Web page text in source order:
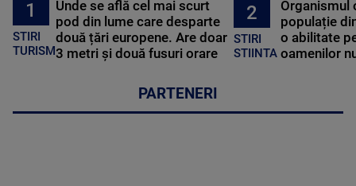
1
STIRI
TURISM
Unde se află cel mai scurt
pod din lume care desparte
două țări europene. Are doar
3 metri și două fusuri orare
2
STIRI
STIINTA
Organismul
populație
o abilitate
oamenilor
PARTENERI